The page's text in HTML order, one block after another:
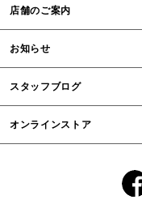
店舗のご案内
お知らせ
スタッフブログ
オンラインストア